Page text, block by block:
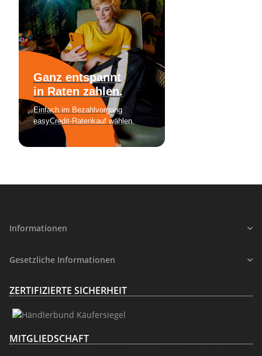
Informationen
Gesetzliche Informationen
ZERTIFIZIERTE SICHERHEIT
MITGLIEDSCHAFT